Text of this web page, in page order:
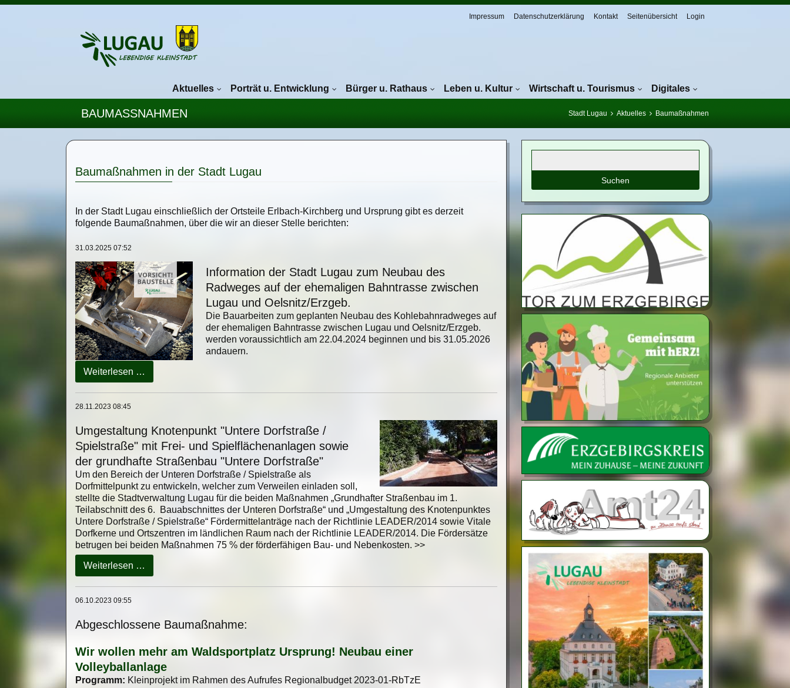
Impressum Datenschutzerklärung Kontakt Seitenübersicht Login
Aktuelles
Porträt u. Entwicklung Bürger u. Rathaus Leben u. Kultur Wirtschaft u. Tourismus Digitales
BAUMASSNAHMEN Stadt Lugau Aktuelles Baumaßnahmen
Baumaßnahmen in der Stadt Lugau
In der Stadt Lugau einschließlich der Ortsteile Erlbach-Kirchberg und Ursprung gibt es derzeit
folgende Baumaßnahmen, über die wir an dieser Stelle berichten:
31.03.2025 07:52
Information der Stadt Lugau zum Neubau des
Radweges auf der ehemaligen Bahntrasse zwischen
Lugau und Oelsnitz/Erzgeb.
Die Bauarbeiten zum geplanten Neubau des Kohlebahnradweges auf
der ehemaligen Bahntrasse zwischen Lugau und Oelsnitz/Erzgeb.
werden voraussichtlich am 22.04.2024 beginnen und bis 31.05.2026
andauern.
Weiterlesen …
der
Stadt
Neubau
des
Radweges
auf
der
ehemaligen
Bahntrasse
zwischen
Lugau
und
Oelsnitz/Erzgeb.
28.11.2023 08:45
Umgestaltung Knotenpunkt "Untere Dorfstraße /
Spielstraße" mit Frei- und Spielflächenanlagen sowie
der grundhafte Straßenbau "Untere Dorfstraße"
Um den Bereich der Unteren Dorfstraße / Spielstraße als
Dorfmittelpunkt zu entwickeln, welcher zum Verweilen einladen soll,
stellte die Stadtverwaltung Lugau für die beiden Maßnahmen „Grundhafter Straßenbau im 1.
Teilabschnitt des 6. Bauabschnittes der Unteren Dorfstraße“ und „Umgestaltung des Knotenpunktes
Untere Dorfstraße / Spielstraße“ Fördermittelanträge nach der Richtlinie LEADER/2014 sowie Vitale
Dorfkerne und Ortszentren im ländlichen Raum nach der Richtlinie LEADER/2014. Die Fördersätze
betrugen bei beiden Maßnahmen 75 % der förderfähigen Bau- und Nebenkosten. >>
Weiterlesen …
Knotenpunkt
"Untere
Spielstraße"
Frei-
und
Spielflächenanlagen
sowie
06.10.2023 09:55
Abgeschlossene Baumaßnahme:
Wir wollen mehr am Waldsportplatz Ursprung! Neubau einer
Volleyballanlage
Programm: Kleinprojekt im Rahmen des Aufrufes Regionalbudget 2023-01-RbTzE